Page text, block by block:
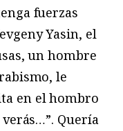
fuerzas
Yasin, el
un hombre
le
en el hombro
Quería